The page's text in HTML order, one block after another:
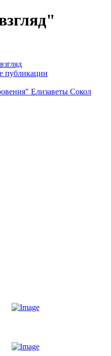
публикации
Елизаветы Сокол